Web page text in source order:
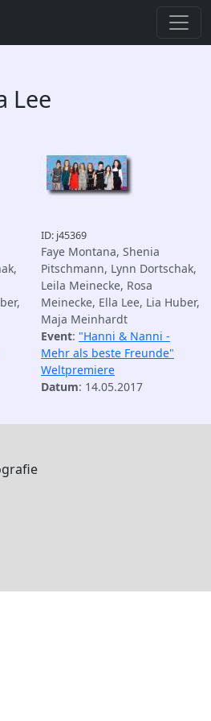
Lee
ID: j45369
Faye Montana, Shenia
Pitschmann, Lynn Dortschak,
Leila Meinecke, Rosa
Meinecke, Ella Lee, Lia Huber,
Maja Meinhardt
Event: "Hanni & Nanni -
Mehr als beste Freunde"
Weltpremiere
Datum: 14.05.2017